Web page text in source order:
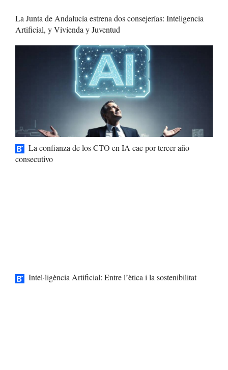
La Junta de Andalucía estrena dos consejerías: Inteligencia
Artificial, y Vivienda y Juventud
La confianza de los CTO en IA cae por tercer año
consecutivo
Intel·ligència Artificial: Entre l’ètica i la sostenibilitat